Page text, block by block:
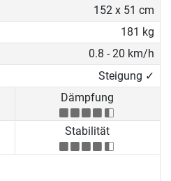
152 x 51 cm
181 kg
0.8 - 20 km/h
Steigung ✓
Dämpfung
Stabilität